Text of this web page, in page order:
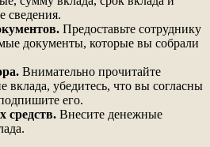
сведения.
Предоставьте сотруднику
документы, которые вы собрали
Внимательно прочитайте
вклада, убедитесь, что вы согласны
его.
средств. Внесите денежные